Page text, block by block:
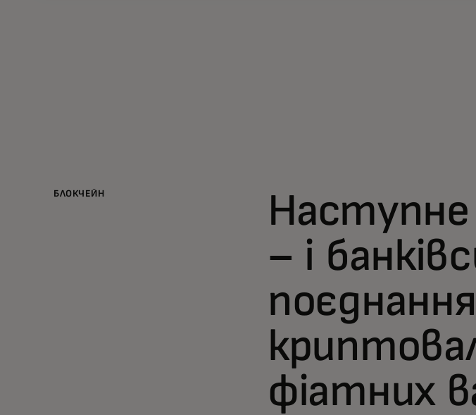
БЛОКЧЕЙН
Наступне
– і
фіатних